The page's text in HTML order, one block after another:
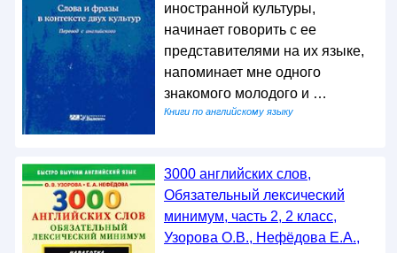
иностранной культуры,
начинает говорить с ее
представителями на их языке,
напоминает мне одного
знакомого молодого и …
Книги по английскому языку
3000 английских слов,
Обязательный лексический
минимум, часть 2, 2 класс,
Узорова О.В., Нефёдова Е.А.,